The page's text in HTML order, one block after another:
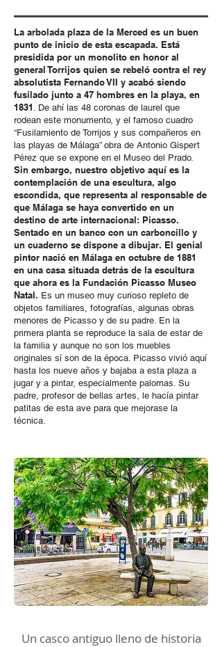
La arbolada plaza de la Merced es un buen
punto de inicio de esta escapada. Está
presidida por un monolito en honor al
general Torrijos quien se rebeló contra el rey
absolutista Fernando VII y acabó siendo
fusilado junto a 47 hombres en la playa, en
1831 . De ahí las 48 coronas de laurel que
rodean este monumento, y el famoso cuadro
“Fusilamiento de Torrijos y sus compañeros en
las playas de Málaga” obra de Antonio Gispert
Pérez que se expone en el Museo del Prado.
Sin embargo, nuestro objetivo aquí es la
contemplación de una escultura, algo
escondida, que representa al responsable de
que Málaga se haya convertido en un
destino de arte internacional: Picasso.
Sentado en un banco con un carboncillo y
un cuaderno se dispone a dibujar. El genial
pintor nació en Málaga en octubre de 1881
en una casa situada detrás de la escultura
que ahora es la Fundación Picasso Museo
Natal. Es un museo muy curioso repleto de
objetos familiares, fotografías, algunas obras
menores de Picasso y de su padre. En la
primera planta se reproduce la sala de estar de
la familia y aunque no son los muebles
originales sí son de la época. Picasso vivió aquí
hasta los nueve años y bajaba a esta plaza a
jugar y a pintar, especialmente palomas. Su
padre, profesor de bellas artes, le hacía pintar
patitas de esta ave para que mejorase la
técnica.
Un casco antiguo lleno de historia